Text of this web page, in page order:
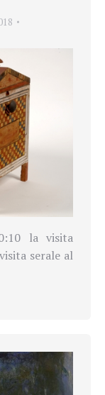
la visita
serale al